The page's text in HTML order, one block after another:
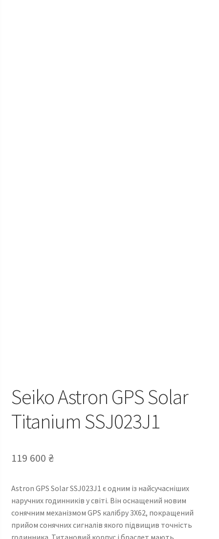
Seiko Astron GPS Solar
Titanium SSJ023J1
119 600 ₴
Astron GPS Solar SSJ023J1 є одним із найсучасніших
наручних годинників у світі. Він оснащений новим
сонячним механізмом GPS калібру 3X62, покращений
прийом сонячних сигналів якого підвищив точність